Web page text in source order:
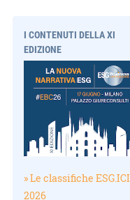
I CONTENUTI DELLA XI
EDIZIONE
» Le classifiche ESG.ICI
2026